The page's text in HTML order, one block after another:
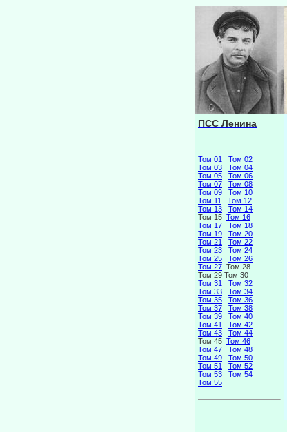
ПСС Ленина
Том 01
Том 02
Том 03
Том 04
Том 05
Том 06
Том 07
Том 08
Том 09
Том 10
Том 11
Том 12
Том 13
Том 14
Том 15 Том 16
Том 17
Том 18
Том 19
Том 20
Том 21
Том 22
Том 23
Том 24
Том 25
Том 26
Том 27 Том 28
Том 29 Том 30
Том 31
Том 32
Том 33
Том 34
Том 35
Том 36
Том 37
Том 38
Том 39
Том 40
Том 41
Том 42
Том 43
Том 44
Том 45 Том 46
Том 47
Том 48
Том 49
Том 50
Том 51
Том 52
Том 53
Том 54
Том 55